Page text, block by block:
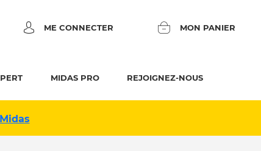
ME CONNECTER MON PANIER
MIDAS PRO REJOIGNEZ-NOUS